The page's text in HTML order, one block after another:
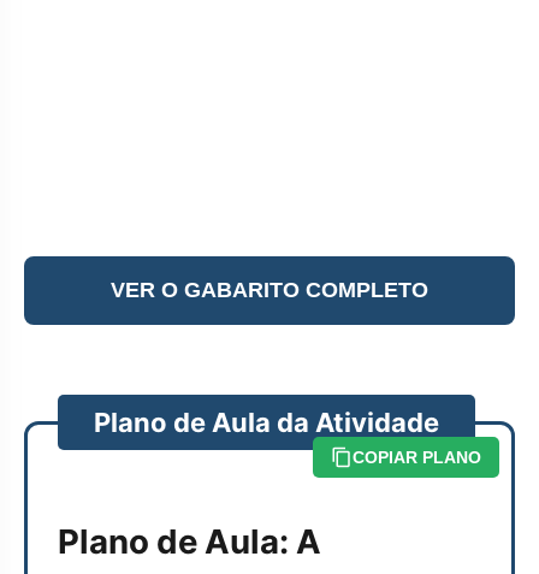
VER O GABARITO COMPLETO
Plano de Aula da Atividade
COPIAR PLANO
Plano de Aula: A